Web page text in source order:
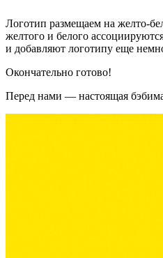
Логотип размещаем на желто-
желтого и белого
и добавляют логотипу еще
Окончательно готово!
Перед нами — настоящая